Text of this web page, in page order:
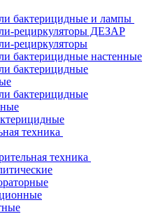
бактерицидные и лампы
рециркуляторы ДЕЗАР
рециркуляторы
бактерицидные настенные
бактерицидные
бактерицидные
техника
техника